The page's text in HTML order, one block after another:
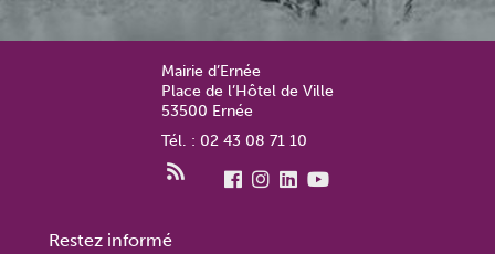
Mairie d’Ernée
Place de l’Hôtel de Ville
53500 Ernée
Tél. : 02 43 08 71 10
Restez informé